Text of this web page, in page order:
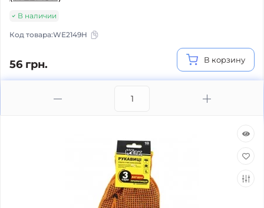
В наличии
Код товара:WE2149H
56 грн. В корзину